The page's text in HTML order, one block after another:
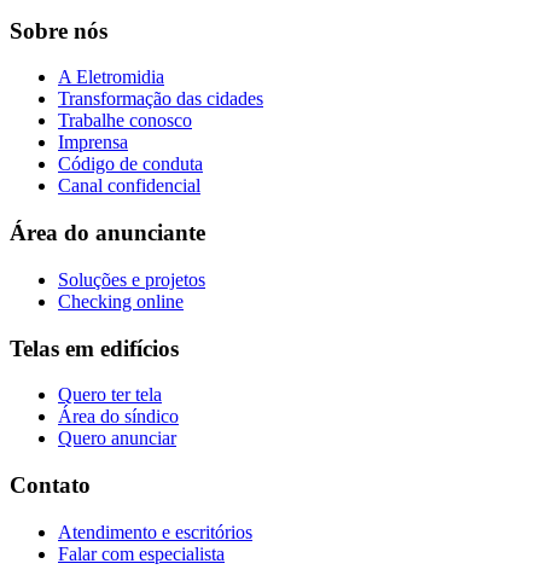
Sobre nós
A Eletromidia
Transformação das cidades
Trabalhe conosco
Imprensa
Código de conduta
Canal confidencial
Área do anunciante
Soluções e projetos
Checking online
Telas em edifícios
Quero ter tela
Área do síndico
Quero anunciar
Contato
Atendimento e escritórios
Falar com especialista